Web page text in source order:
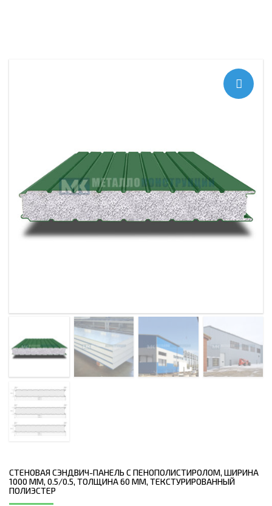
СТЕНОВАЯ СЭНДВИЧ-ПАНЕЛЬ С ПЕНОПОЛИСТИРОЛОМ, ШИРИНА
1000 ММ, 0.5/0.5, ТОЛЩИНА 60 ММ, ТЕКСТУРИРОВАННЫЙ
ПОЛИЭСТЕР